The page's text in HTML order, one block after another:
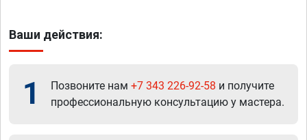
Ваши действия:
1 Позвоните нам +7 343 226-92-58 и получите
профессиональную консультацию у мастера.